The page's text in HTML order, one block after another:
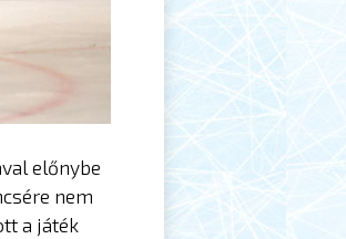
előnybe
nem
a játék